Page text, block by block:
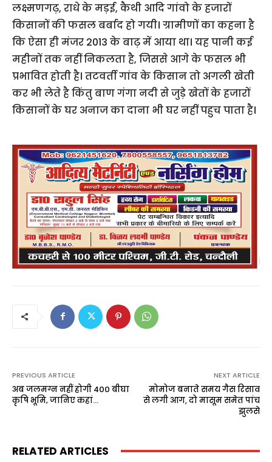
लक्ष्मणगढ़, राधे के मड़ई, कैथी आदि गांवो के हजारों
किसानों की फसल बर्बाद हो गयी। ग्रामीणों का कहना है
कि ऐसा ही मंजर 2013 के बाढ़ में आया था। यह पानी कई
महीनों तक नहीं निकलता है, जिससे आगे के फसल भी
प्रभावित होती है। तटवर्ती गांव के किसान तो अगली खेती
कर भी लेते है किंतु बाण गंगा नदी से जुड़े खेतों के हजारों
किसानों के घर अनाज का दाना भी घर नहीं पहुच पाता है।
PREVIOUS ARTICLE
अब जलमग्न नहीं होगी 400 बीघा
कृषि भूमि‚ जानिए कहां…
NEXT ARTICLE
मोमोज बनाते समय गैस रिसाव
से लगी आग, दो मासूम समेत पांच
झुलसे
RELATED ARTICLES